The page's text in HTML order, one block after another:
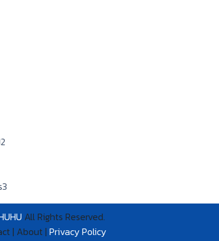
3
All Rights Reserved.
| About | Privacy Policy